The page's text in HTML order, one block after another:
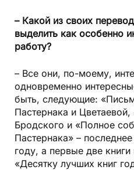
– Какой из своих
выделить как особенно
работу?
– Все они, по-моему,
одновременно
быть, следующие:
Пастернака и
Бродского и «Полное
Пастернака» –
году, а первые две
«Десятку лучших книг